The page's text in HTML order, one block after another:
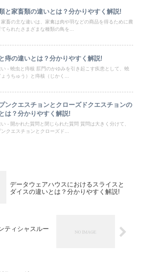
と家畜類の違いとは？分かりやすく解説!
畜の主な違いは、家禽は肉や羽などの商品を得るために農
られたさまざまな種類の鳥を...
痔の違いとは？分かりやすく解説!
い - 蟯虫と痔核 肛門のかゆみを引き起こす疾患として、蟯
うちゅう）と痔核（じかく...
ンクエスチョンとクローズドクエスチョンの
は？分かりやすく解説!
い - 開かれた質問と閉じられた質問 質問は大きく分けて、
ンクエスチョンとクローズド...
データウェアハウスにおけるスライスと
ダイスの違いとは？分かりやすく解説!
ティシャスルー